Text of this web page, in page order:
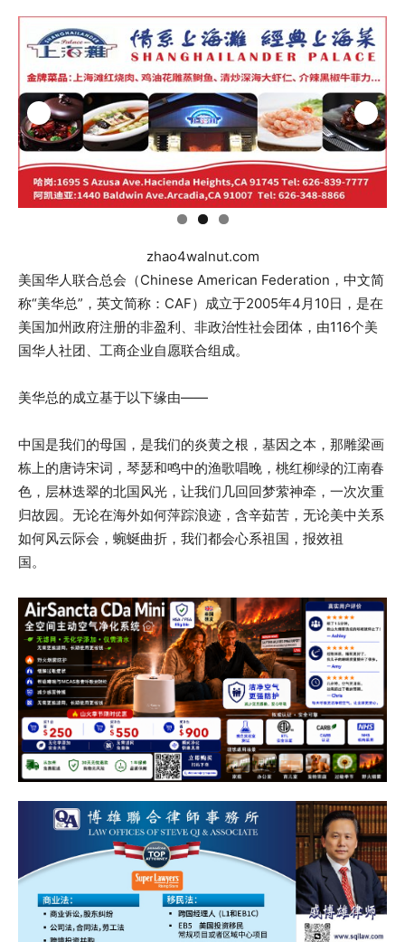
zhao4walnut.com
美国华人联合总会（Chinese American Federation，中文简
称“美华总”，英文简称：CAF）成立于2005年4月10日，是在
美国加州政府注册的非盈利、非政治性社会团体，由116个美
国华人社团、工商企业自愿联合组成。
美华总的成立基于以下缘由——
中国是我们的母国，是我们的炎黄之根，基因之本，那雕梁画
栋上的唐诗宋词，琴瑟和鸣中的渔歌唱晚，桃红柳绿的江南春
色，层林迭翠的北国风光，让我们几回回梦萦神牵，一次次重
归故园。无论在海外如何萍踪浪迹，含辛茹苦，无论美中关系
如何风云际会，蜿蜒曲折，我们都会心系祖国，报效祖
国。